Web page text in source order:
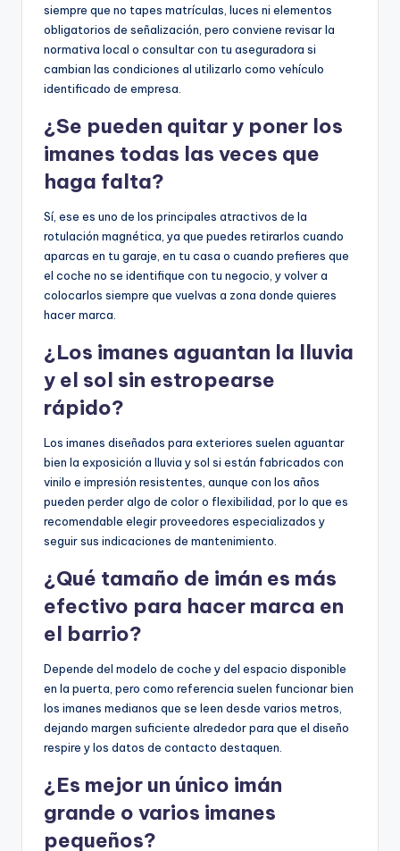
siempre que no tapes matrículas, luces ni elementos
obligatorios de señalización, pero conviene revisar la
normativa local o consultar con tu aseguradora si
cambian las condiciones al utilizarlo como vehículo
identificado de empresa.
¿Se pueden quitar y poner los
imanes todas las veces que
haga falta?
Sí, ese es uno de los principales atractivos de la
rotulación magnética, ya que puedes retirarlos cuando
aparcas en tu garaje, en tu casa o cuando prefieres que
el coche no se identifique con tu negocio, y volver a
colocarlos siempre que vuelvas a zona donde quieres
hacer marca.
¿Los imanes aguantan la lluvia
y el sol sin estropearse
rápido?
Los imanes diseñados para exteriores suelen aguantar
bien la exposición a lluvia y sol si están fabricados con
vinilo e impresión resistentes, aunque con los años
pueden perder algo de color o flexibilidad, por lo que es
recomendable elegir proveedores especializados y
seguir sus indicaciones de mantenimiento.
¿Qué tamaño de imán es más
efectivo para hacer marca en
el barrio?
Depende del modelo de coche y del espacio disponible
en la puerta, pero como referencia suelen funcionar bien
los imanes medianos que se leen desde varios metros,
dejando margen suficiente alrededor para que el diseño
respire y los datos de contacto destaquen.
¿Es mejor un único imán
grande o varios imanes
pequeños?